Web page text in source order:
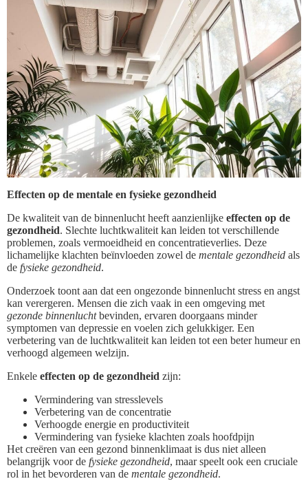
Effecten op de mentale en fysieke gezondheid
De kwaliteit van de binnenlucht heeft aanzienlijke effecten op de
gezondheid. Slechte luchtkwaliteit kan leiden tot verschillende
problemen, zoals vermoeidheid en concentratieverlies. Deze
lichamelijke klachten beïnvloeden zowel de mentale gezondheid als
de fysieke gezondheid.
Onderzoek toont aan dat een ongezonde binnenlucht stress en angst
kan verergeren. Mensen die zich vaak in een omgeving met
gezonde binnenluchtbevinden, ervaren doorgaans minder
symptomen van depressie en voelen zich gelukkiger. Een
verbetering van de luchtkwaliteit kan leiden tot een beter humeur en
verhoogd algemeen welzijn.
Enkele effecten op de gezondheid zijn:
Vermindering van stresslevels
Verbetering van de concentratie
Verhoogde energie en productiviteit
Vermindering van fysieke klachten zoals hoofdpijn
Het creëren van een gezond binnenklimaat is dus niet alleen
belangrijk voor de fysieke gezondheid, maar speelt ook een cruciale
rol in het bevorderen van de mentale gezondheid.